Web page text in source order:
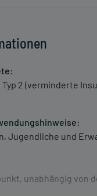
2 (verminderte
Jugendliche und
unabhängig von